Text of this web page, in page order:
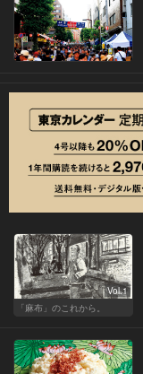
Vol.1
「麻布」のこれから。